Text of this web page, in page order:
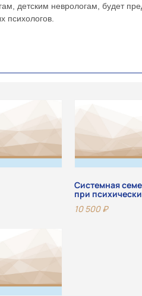
детским неврологам, будет
психологов.
Системная
при
10 500₽